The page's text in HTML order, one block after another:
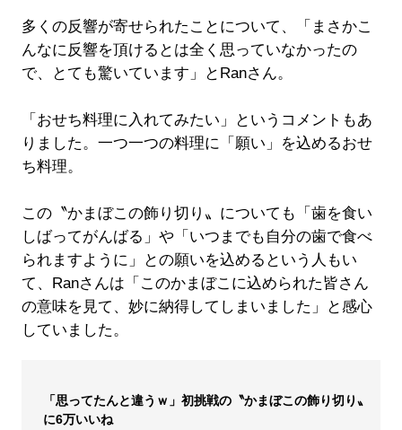
多くの反響が寄せられたことについて、「まさかこ
んなに反響を頂けるとは全く思っていなかったの
で、とても驚いています」とRanさん。
「おせち料理に入れてみたい」というコメントもあ
りました。一つ一つの料理に「願い」を込めるおせ
ち料理。
この〝かまぼこの飾り切り〟についても「歯を食い
しばってがんばる」や「いつまでも自分の歯で食べ
られますように」との願いを込めるという人もい
て、Ranさんは「このかまぼこに込められた皆さん
の意味を見て、妙に納得してしまいました」と感心
していました。
「思ってたんと違うｗ」初挑戦の〝かまぼこの飾り切り〟
に6万いいね